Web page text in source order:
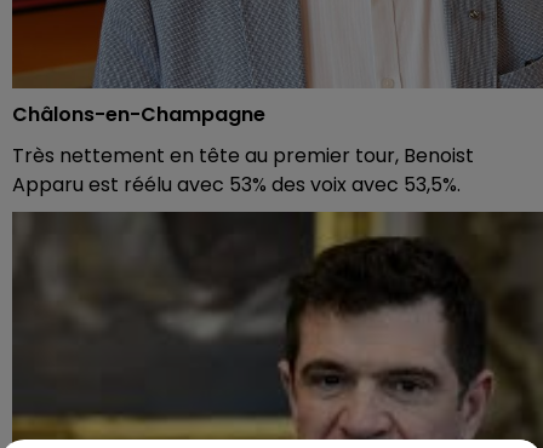
Châlons-en-Champagne
Très nettement en tête au premier tour, Benoist
Apparu est réélu avec 53% des voix avec 53,5%.